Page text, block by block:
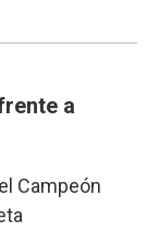
a
Campeón